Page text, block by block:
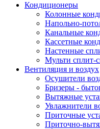
Кондиционеры
Колонные
Напольно-
Канальные
Кассетные
Настенные
Мульти сплит-
Вентиляция и воздух
Осушители
Бризеры -
Вытяжные
Увлажнители
Приточные
Приточно-